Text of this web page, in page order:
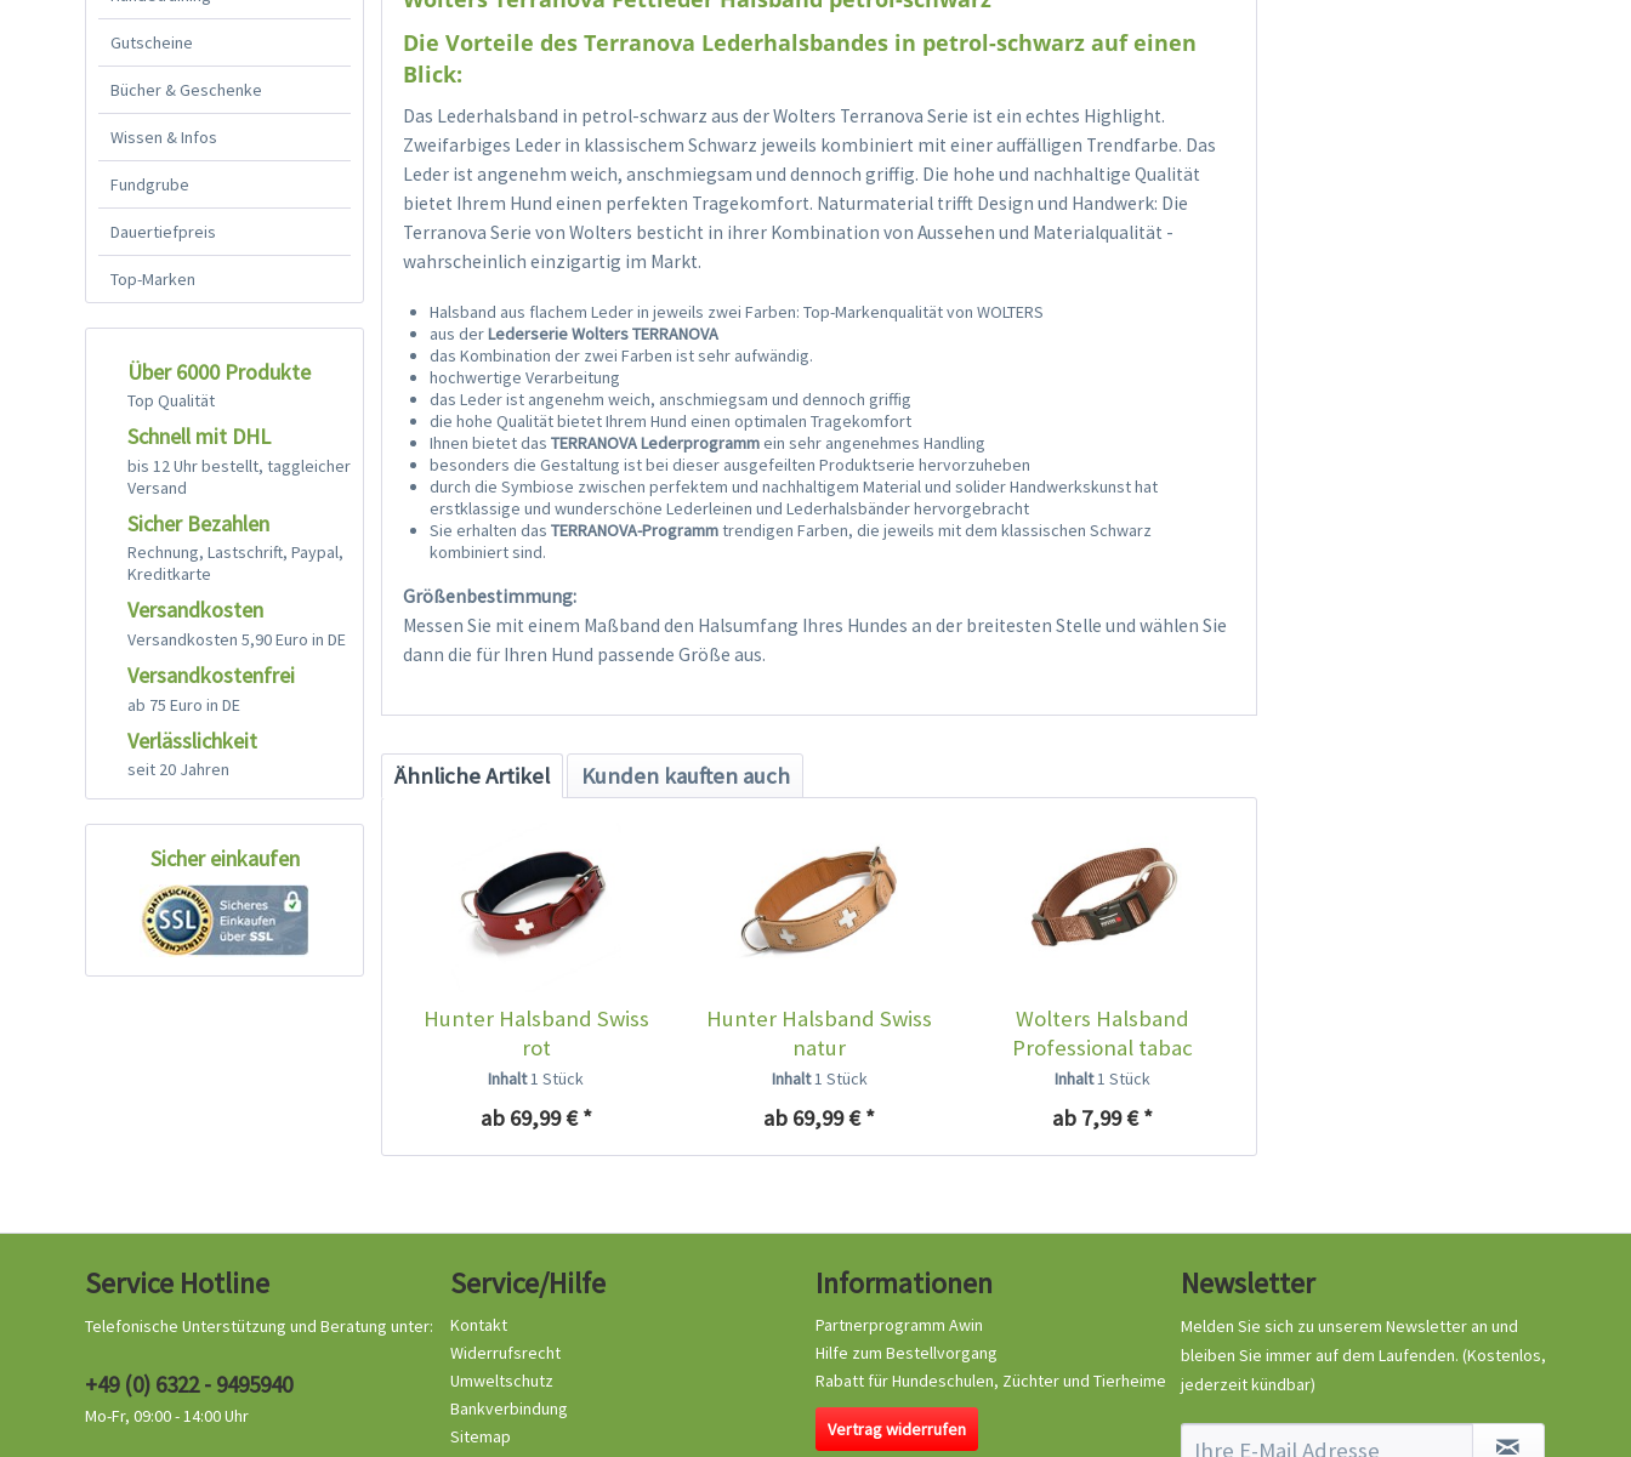
Gutscheine
Bücher & Geschenke
Wissen & Infos
Fundgrube
Dauertiefpreis
Top-Marken
Über 6000 Produkte
Top Qualität
Schnell mit DHL
bis 12 Uhr bestellt, taggleicher
Versand
Sicher Bezahlen
Rechnung, Lastschrift, Paypal,
Kreditkarte
Versandkosten
Versandkosten 5,90 Euro in DE
Versandkostenfrei
ab 75 Euro in DE
Verlässlichkeit
seit 20 Jahren
Sicher einkaufen
Die Vorteile des Terranova Lederhalsbandes in petrol-schwarz auf einen
Blick:
Das Lederhalsband in petrol-schwarz aus der Wolters Terranova Serie ist ein echtes Highlight.
Zweifarbiges Leder in klassischem Schwarz jeweils kombiniert mit einer auffälligen Trendfarbe. Das
Leder ist angenehm weich, anschmiegsam und dennoch griffig. Die hohe und nachhaltige Qualität
bietet Ihrem Hund einen perfekten Tragekomfort. Naturmaterial trifft Design und Handwerk: Die
Terranova Serie von Wolters besticht in ihrer Kombination von Aussehen und Materialqualität -
wahrscheinlich einzigartig im Markt.
Halsband aus flachem Leder in jeweils zwei Farben: Top-Markenqualität von WOLTERS
aus derLederserie Wolters TERRANOVA
das Kombination der zwei Farben ist sehr aufwändig.
hochwertige Verarbeitung
das Leder ist angenehm weich, anschmiegsam und dennoch griffig
die hohe Qualität bietet Ihrem Hund einen optimalen Tragekomfort
Ihnen bietet dasTERRANOVA Lederprogrammein sehr angenehmes Handling
besonders die Gestaltung ist bei dieser ausgefeilten Produktserie hervorzuheben
durch die Symbiose zwischen perfektem und nachhaltigem Material und solider Handwerkskunst hat
erstklassige und wunderschöne Lederleinen und Lederhalsbänder hervorgebracht
Sie erhalten dasTERRANOVA-Programmtrendigen Farben, die jeweils mit dem klassischen Schwarz
kombiniert sind.
Größenbestimmung:
Messen Sie mit einem Maßband den Halsumfang Ihres Hundes an der breitesten Stelle und wählen Sie
dann die für Ihren Hund passende Größe aus.
Ähnliche Artikel Kunden kauften auch
Hunter Halsband Swiss
rot
Inhalt1 Stück
ab 69,99 € *
Hunter Halsband Swiss
natur
Inhalt1 Stück
ab 69,99 € *
Wolters Halsband
Professional tabac
Inhalt1 Stück
ab 7,99 € *
Service Hotline
Telefonische Unterstützung und Beratung unter:
+49 (0) 6322 - 9495940
Mo-Fr, 09:00 - 14:00 Uhr
Service/Hilfe
Kontakt
Widerrufsrecht
Umweltschutz
Bankverbindung
Sitemap
Informationen
Partnerprogramm Awin
Hilfe zum Bestellvorgang
Rabatt für Hundeschulen, Züchter und Tierheime
Vertrag widerrufen
Newsletter
Melden Sie sich zu unserem Newsletter an und
bleiben Sie immer auf dem Laufenden. (Kostenlos,
jederzeit kündbar)